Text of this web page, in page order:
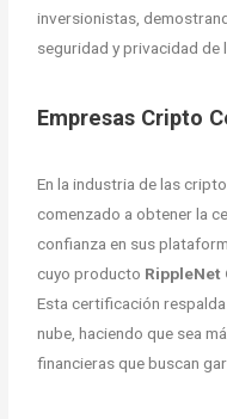
inversionistas,
seguridad y privacidad de
Empresas Cripto
En la industria de las
comenzado a obtener la
confianza en sus
cuyo producto RippleNet
Esta certificación
nube, haciendo que sea
financieras que buscan